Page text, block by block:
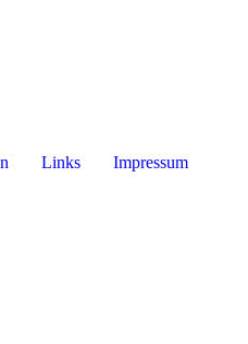
Links Impressum